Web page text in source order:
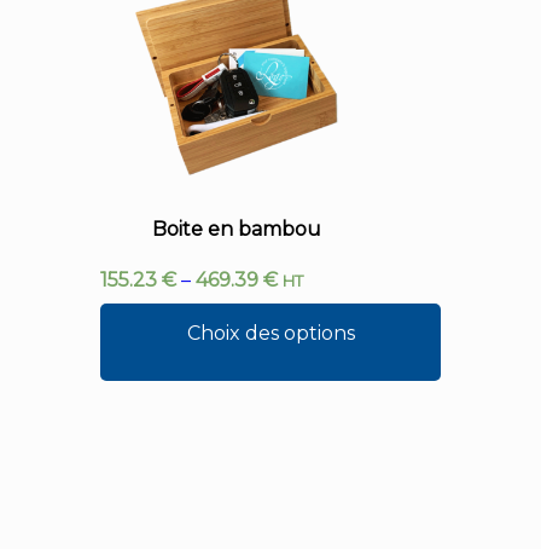
Boite en bambou
155.23 €– 469.39 € HT
Choix des options